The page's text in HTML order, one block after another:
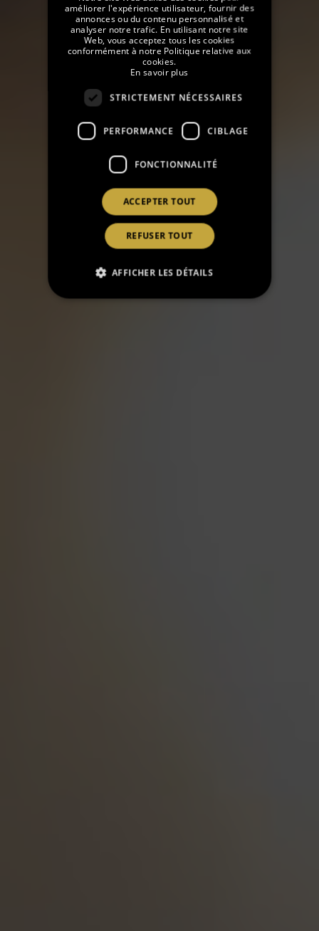
GERMAN
FRENCH
RUSSIAN
améliorer l'expérience utilisateur, fournir des
annonces ou du contenu personnalisé et
analyser notre trafic. En utilisant notre site
Web, vous acceptez tous les cookies
conformément à notre Politique relative aux
cookies.
En savoir plus
STRICTEMENT NÉCESSAIRES
PERFORMANCE CIBLAGE
FONCTIONNALITÉ
ACCEPTER TOUT
REFUSER TOUT
AFFICHER LES DÉTAILS